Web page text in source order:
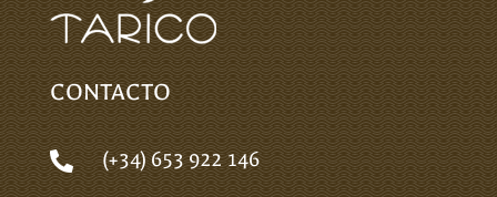
CONTACTO
 (+34) 653 922 146